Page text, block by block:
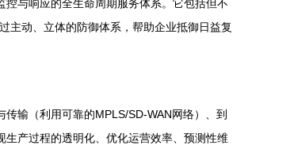
与响应的全生命周期服务体系。它包括但不
主动、立体的防御体系，帮助企业抵御日益复
输（利用可靠的MPLS/SD-WAN网络）、到
产过程的透明化、优化运营效率、预测性维